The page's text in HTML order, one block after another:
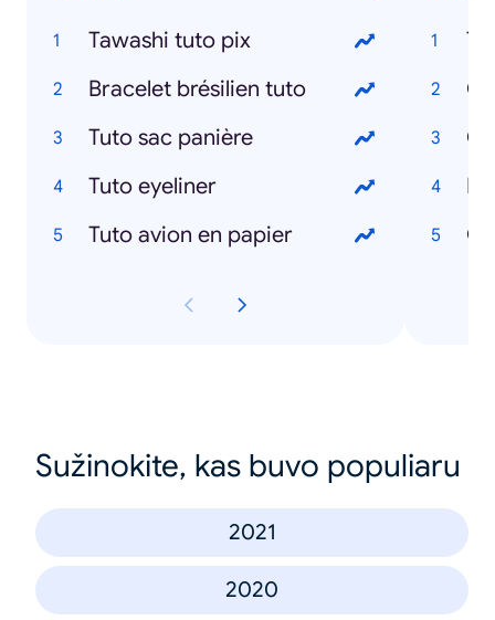
Tawashi tuto pix
Bracelet brésilien tuto
Tuto sac panière
Tuto eyeliner
Tuto avion en papier
Sužinokite, kas buvo populiaru
2021
2020